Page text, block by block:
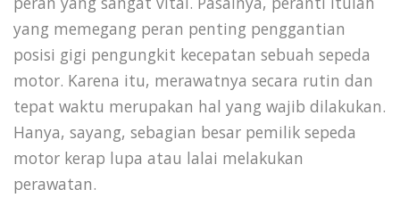
yang memegang peran penting penggantian
posisi gigi pengungkit kecepatan sebuah sepeda
motor. Karena itu, merawatnya secara rutin dan
tepat waktu merupakan hal yang wajib dilakukan.
Hanya, sayang, sebagian besar pemilik sepeda
motor kerap lupa atau lalai melakukan
perawatan.